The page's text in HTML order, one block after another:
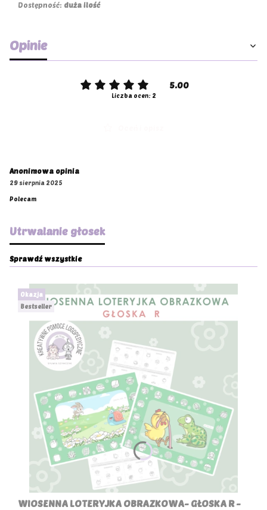
Dostępność: duża ilość
Opinie
5.00
Liczba ocen: 2
Anonimowa opinia
29 sierpnia 2025
Polecam
Utrwalanie głosek
Sprawdź wszystkie
Okazja
Bestseller
WIOSENNA LOTERYJKA OBRAZKOWA- GŁOSKA R -